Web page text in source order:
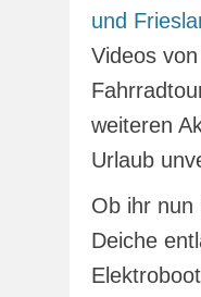
und
Videos
weiteren
Urlaub
Ob ihr nun
Deiche